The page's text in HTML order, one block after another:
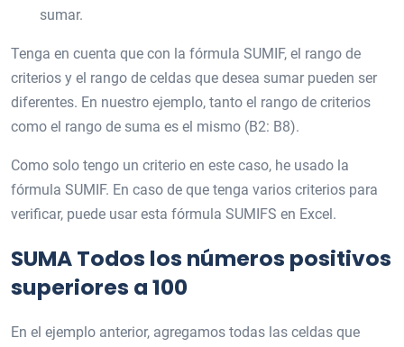
sumar.
Tenga en cuenta que con la fórmula SUMIF, el rango de
criterios y el rango de celdas que desea sumar pueden ser
diferentes. En nuestro ejemplo, tanto el rango de criterios
como el rango de suma es el mismo (B2: B8).
Como solo tengo un criterio en este caso, he usado la
fórmula SUMIF. En caso de que tenga varios criterios para
verificar, puede usar esta fórmula SUMIFS en Excel.
SUMA Todos los números positivos
superiores a 100
En el ejemplo anterior, agregamos todas las celdas que